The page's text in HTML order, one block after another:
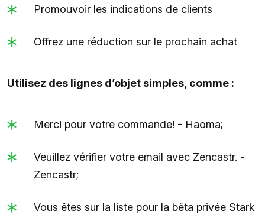
Promouvoir les indications de clients
Offrez une réduction sur le prochain achat
Utilisez des lignes d’objet simples, comme :
Merci pour votre commande! - Haoma;
Veuillez vérifier votre email avec Zencastr. -
Zencastr;
Vous êtes sur la liste pour la bêta privée Stark